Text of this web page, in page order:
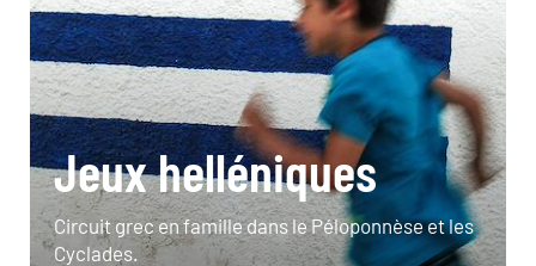
Jeux helléniques
Circuit grec en famille dans le Péloponnèse et les
Cyclades.